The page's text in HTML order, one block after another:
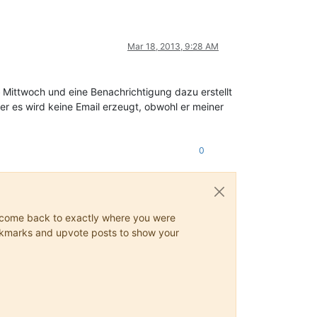
Mar 18, 2013, 9:28 AM
und eine Benachrichtigung dazu erstellt
es wird keine Email erzeugt, obwohl er meiner
0
back to exactly where you were
and upvote posts to show your